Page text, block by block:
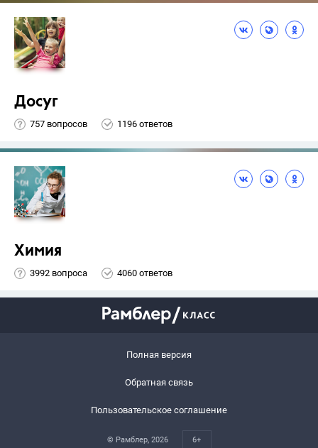
Досуг
757 вопросов 1196 ответов
Химия
3992 вопроса 4060 ответов
Полная версия
Обратная связь
Пользовательское соглашение
© Рамблер, 2026 6+